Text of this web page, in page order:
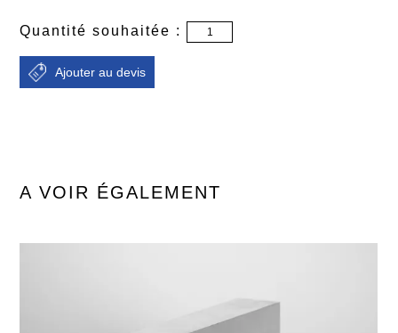
Quantité souhaitée :
A VOIR ÉGALEMENT